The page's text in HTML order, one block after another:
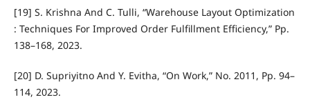
[19] S. Krishna And C. Tulli, “Warehouse Layout Optimization
: Techniques For Improved Order Fulfillment Efficiency,” Pp.
138–168, 2023.
[20] D. Supriyitno And Y. Evitha, “On Work,” No. 2011, Pp. 94–
114, 2023.